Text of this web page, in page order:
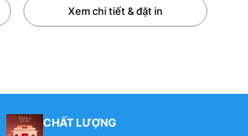
Xem chi tiết & đặt in
CHẤT LƯỢNG